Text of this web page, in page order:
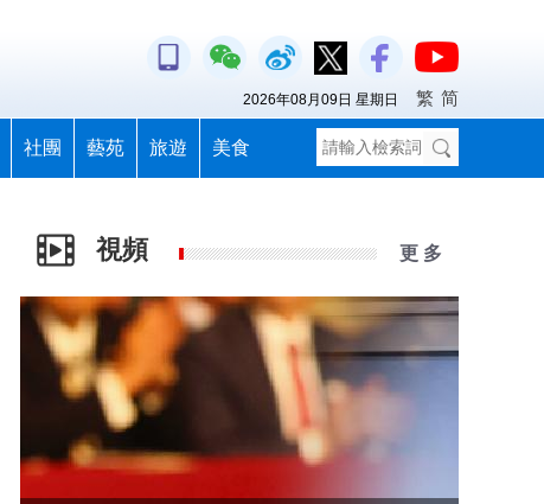
社團 藝苑 旅遊 美食
2026年08月09日 星期日 繁 简
視頻 更 多